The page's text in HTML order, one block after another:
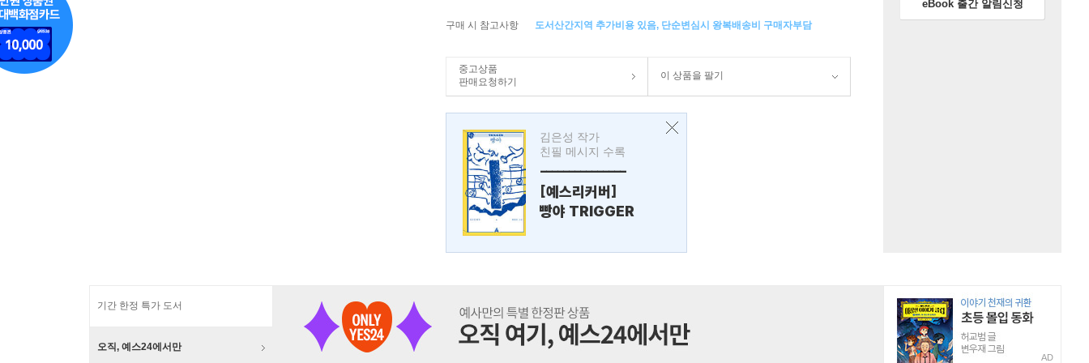
구매 시 참고사항 도서산간지역 추가비용 있음, 단순변심시 왕복배송비 구매자부담
중고상품
판매요청하기
이 상품을 팔기
김은성 작가
친필 메시지 수록
---------------
[예스리커버]
빵야 TRIGGER
eBook 출간 알림신청
기간 한정 특가 도서
오직, 예스24에서만
AD